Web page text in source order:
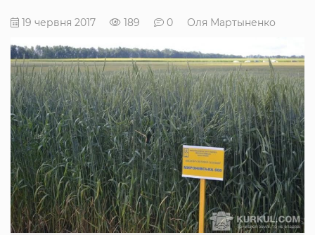
19 червня 2017 189 0 Оля Мартыненко